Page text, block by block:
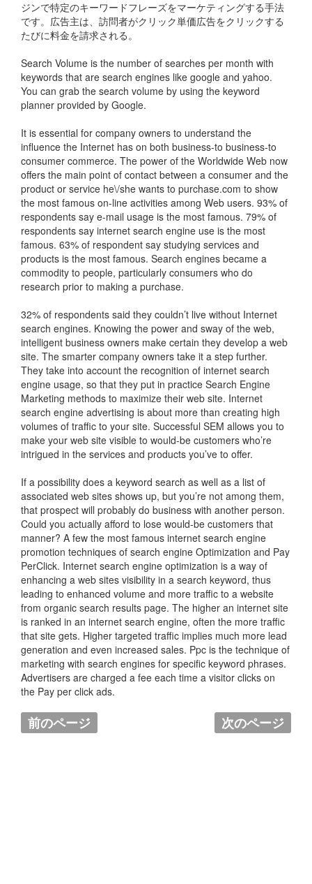
ジンで特定のキーワードフレーズをマーケティングする手法
です。広告主は、訪問者がクリック単価広告をクリックする
たびに料金を請求される。
Search Volume is the number of searches per month with
keywords that are search engines like google and yahoo.
You can grab the search volume by using the keyword
planner provided by Google.
It is essential for company owners to understand the
influence the Internet has on both business-to business-to
consumer commerce. The power of the Worldwide Web now
offers the main point of contact between a consumer and the
product or service he\/she wants to purchase.com to show
the most famous on-line activities among Web users. 93% of
respondents say e-mail usage is the most famous. 79% of
respondents say internet search engine use is the most
famous. 63% of respondent say studying services and
products is the most famous. Search engines became a
commodity to people, particularly consumers who do
research prior to making a purchase.
32% of respondents said they couldn’t live without Internet
search engines. Knowing the power and sway of the web,
intelligent business owners make certain they develop a web
site. The smarter company owners take it a step further.
They take into account the recognition of internet search
engine usage, so that they put in practice Search Engine
Marketing methods to maximize their web site. Internet
search engine advertising is about more than creating high
volumes of traffic to your site. Successful SEM allows you to
make your web site visible to would-be customers who’re
intrigued in the services and products you’ve to offer.
If a possibility does a keyword search as well as a list of
associated web sites shows up, but you’re not among them,
that prospect will probably do business with another person.
Could you actually afford to lose would-be customers that
manner? A few the most famous internet search engine
promotion techniques of search engine Optimization and Pay
PerClick. Internet search engine optimization is a way of
enhancing a web sites visibility in a search keyword, thus
leading to enhanced volume and more traffic to a website
from organic search results page. The higher an internet site
is ranked in an internet search engine, often the more traffic
that site gets. Higher targeted traffic implies much more lead
generation and even increased sales. Ppc is the technique of
marketing with search engines for specific keyword phrases.
Advertisers are charged a fee each time a visitor clicks on
the Pay per click ads.
前のページ 次のページ